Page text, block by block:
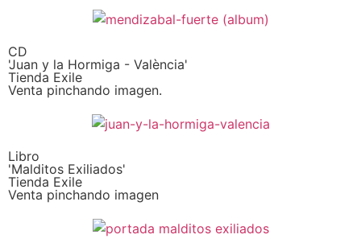
CD
'Juan y la Hormiga - València'
Tienda Exile
Venta pinchando imagen.
Libro
'Malditos Exiliados'
Tienda Exile
Venta pinchando imagen